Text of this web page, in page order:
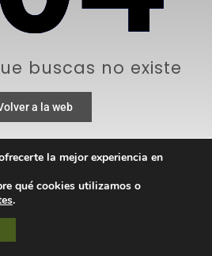
buscas no existe
a la web
la mejor experiencia en
qué cookies utilizamos o
.